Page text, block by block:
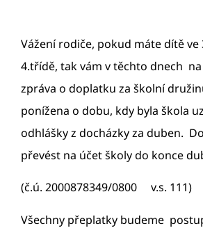
Vážení rodiče, pokud máte dítě ve
4.třídě, tak vám v těchto dnech
zpráva o doplatku za školní
ponížena o dobu, kdy byla škola
odhlášky z docházky za duben.
převést na účet školy do konce
(č.ú. 2000878349/0800 v.s. 111)
Všechny přeplatky budeme